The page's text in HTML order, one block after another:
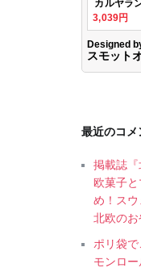
最近のコメ
掲載誌
欧菓子
め！ス
北欧の
ポリ袋
モンロ